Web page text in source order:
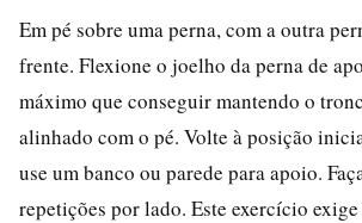
Em pé sobre uma perna, com a outra
frente. Flexione o joelho da perna de
máximo que conseguir mantendo o
alinhado com o pé. Volte à posição
use um banco ou parede para apoio.
repetições por lado. Este exercício